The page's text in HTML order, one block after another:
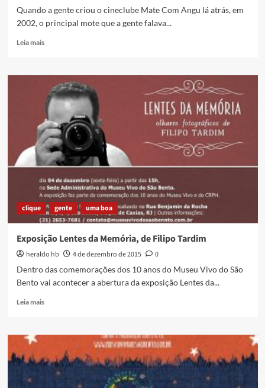
CAXIAS
6]
AS
SOCIEDADE
CIVIL
Quando a gente criou o cineclube Mate Com Angu lá atrás, em
2002, o principal mote que a gente falava...
Leia maisRead
Um
pouco
sobre
auto-
imagem
cultural
nessa
sexta-
feira
clique gente uma boa
Exposição Lentes da Memória, de Filipo Tardim
heraldo hb 4 de dezembro de 2015
0
Dentro das comemorações dos 10 anos do Museu Vivo do São
Bento vai acontecer a abertura da exposição Lentes da...
Leia maisRead
Exposição
da
Memória,